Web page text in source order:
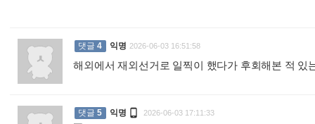
댓글 4 익명 2026-06-03 16:51:58
해외에서 재외선거로 일찍이 했다가 후회해본 적 있
댓글 5 익명  2026-06-03 17:11:33